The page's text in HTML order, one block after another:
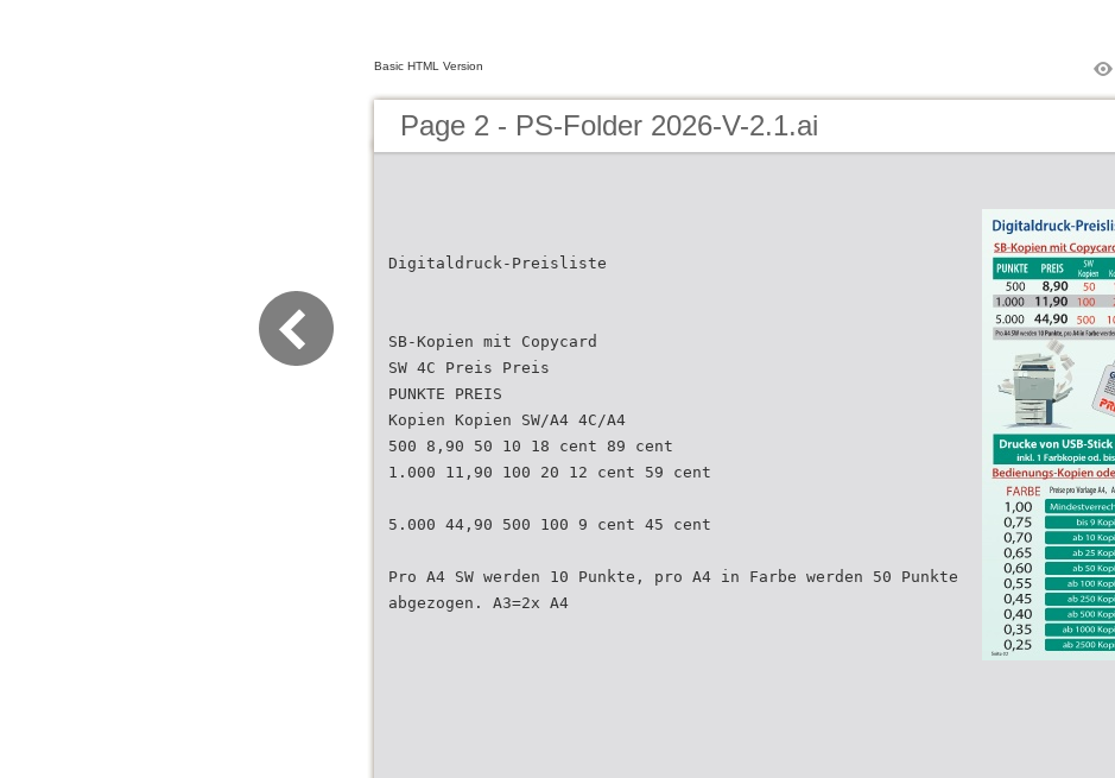
Basic HTML Version
Page 2 - PS-Folder 2026-V-2.1.ai
Digitaldruck-Preisliste
SB-Kopien mit Copycard
SW 4C Preis Preis
PUNKTE PREIS
Kopien Kopien SW/A4 4C/A4
500 8,90 50 10 18 cent 89 cent
1.000 11,90 100 20 12 cent 59 cent
5.000 44,90 500 100 9 cent 45 cent
Pro A4 SW werden 10 Punkte, pro A4 in Farbe werden 50 Punkte
abgezogen. A3=2x A4